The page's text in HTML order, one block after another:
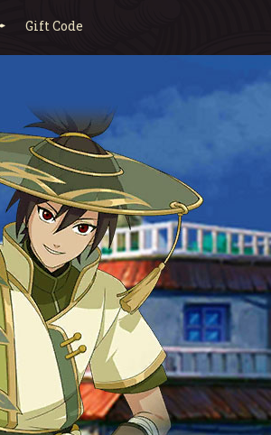
Gift Code